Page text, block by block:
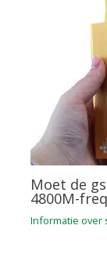
Moet de
4800M-
Informatie over